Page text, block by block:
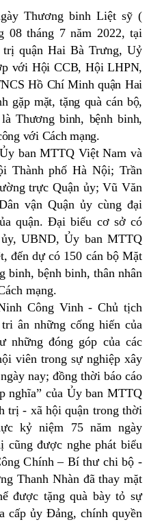
Thương binh Liệt sỹ (
08 tháng 7 năm 2022, tại
quận Hai Bà Trưng, Uỷ
với Hội CCB, Hội LHPN,
Hồ Chí Minh quận Hai
gặp mặt, tặng quà cán bộ,
Thương binh, bệnh binh,
với Cách mạng.
ban MTTQ Việt Nam và
Thành phố Hà Nội; Trần
trực Quận ủy; Vũ Văn
vận Quận ủy cùng đại
quận. Đại biểu cơ sở có
UBND, Ủy ban MTTQ
đến dự có 150 cán bộ Mặt
binh, bệnh binh, thân nhân
mạng.
Công Vinh - Chủ tịch
ân những cống hiến của
những đóng góp của các
viên trong sự nghiệp xây
nay; đồng thời báo cáo
nghĩa” của Ủy ban MTTQ
trị - xã hội quận trong thời
kỷ niệm 75 năm ngày
được nghe phát biểu
Chính – Bí thư chi bộ -
Thanh Nhàn đã thay mặt
được tặng quà bày tỏ sự
cấp ủy Đảng, chính quyền